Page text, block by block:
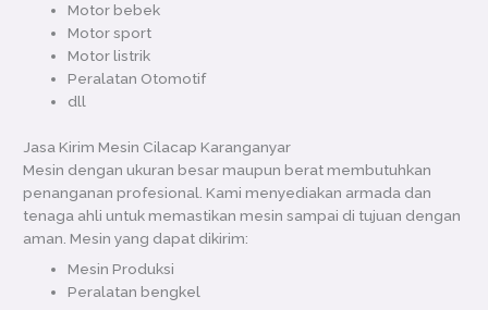
Motor bebek
Motor sport
Motor listrik
Peralatan Otomotif
dll
Jasa Kirim Mesin Cilacap Karanganyar
Mesin dengan ukuran besar maupun berat membutuhkan
penanganan profesional. Kami menyediakan armada dan
tenaga ahli untuk memastikan mesin sampai di tujuan dengan
aman. Mesin yang dapat dikirim:
Mesin Produksi
Peralatan bengkel